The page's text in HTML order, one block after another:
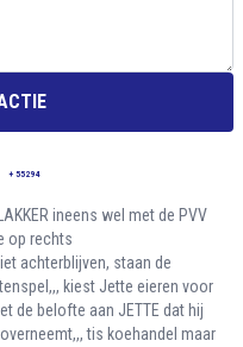
+ 55294
ineens wel met de PVV
op rechts
achterblijven, staan de
kiest Jette eieren voor
de belofte aan JETTE dat hij
tis koehandel maar